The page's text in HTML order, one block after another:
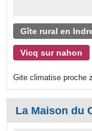
Gîte rural en
Vicq sur nahon
Gite climatise proche
La Maison du